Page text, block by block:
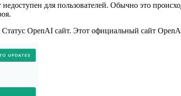
для пользователей. Обычно это
Статус OpenAI сайт. Этот официальный сайт